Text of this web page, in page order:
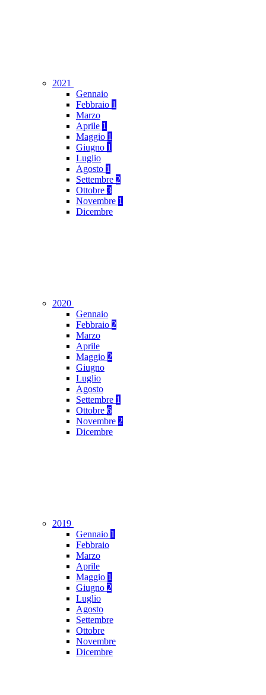
2021
Gennaio
Febbraio 1
Marzo
Aprile 1
Maggio 1
Giugno 1
Luglio
Agosto 1
Settembre 2
Ottobre 3
Novembre 1
Dicembre
2020
Gennaio
Febbraio 2
Marzo
Aprile
Maggio 2
Giugno
Luglio
Agosto
Settembre 1
Ottobre 6
Novembre 2
Dicembre
2019
Gennaio 1
Febbraio
Marzo
Aprile
Maggio 1
Giugno 2
Luglio
Agosto
Settembre
Ottobre
Novembre
Dicembre